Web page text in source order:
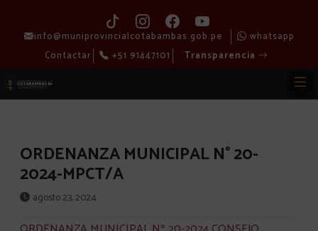
info@muniprovincialcotabambas.gob.pe
whatsapp
Contactar
+51 91447101 Transparencia
ORDENANZA MUNICIPAL N° 20-
2024-MPCT/A
agosto 23, 2024